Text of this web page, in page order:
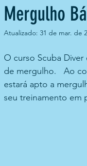
Mergulho
Atualizado: 31 de mar. de
O curso Scuba
de mergulho.   Ao
estará apto a
seu treinamento em